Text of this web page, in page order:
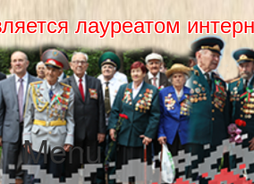
лауреатом
Menu